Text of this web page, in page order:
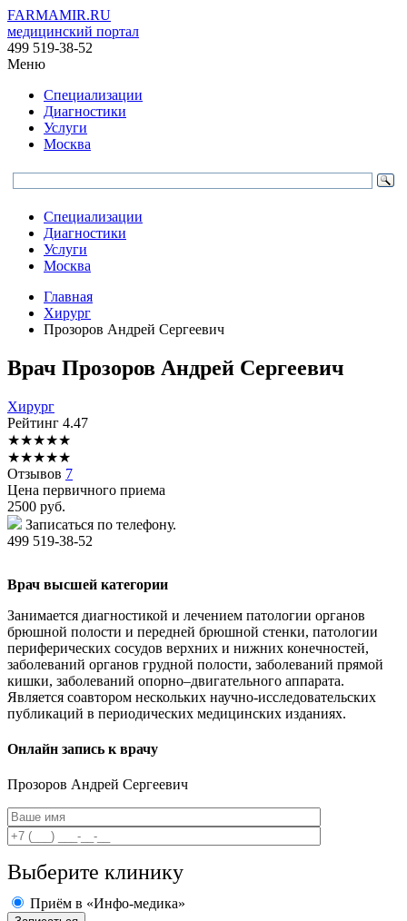
FARMAMIR.RU
медицинский портал
499 519-38-52
Меню
Специализации
Диагностики
Услуги
Москва
Специализации
Диагностики
Услуги
Москва
Главная
Хирург
Прозоров Андрей Сергеевич
Врач Прозоров Андрей Сергеевич
Хирург
Рейтинг 4.47
★★★★★
★★★★★
Отзывов 7
Цена первичного приема
2500 руб.
Записаться по телефону.
499 519-38-52
Врач высшей категории
Занимается диагностикой и лечением патологии органов
брюшной полости и передней брюшной стенки, патологии
периферических сосудов верхних и нижних конечностей,
заболеваний органов грудной полости, заболеваний прямой
кишки, заболеваний опорно–двигательного аппарата.
Является соавтором нескольких научно-исследовательских
публикаций в периодических медицинских изданиях.
Онлайн запись к врачу
Прозоров Андрей Сергеевич
Выберите клинику
Приём в «Инфо-медика»